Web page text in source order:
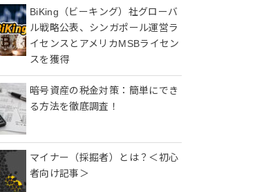
BiKing（ビーキング）社グローバ
ル戦略公表、シンガポール運営ラ
イセンスとアメリカMSBライセン
スを獲得
暗号資産の税金対策：簡単にでき
る方法を徹底調査！
マイナー（採掘者）とは？＜初心
者向け記事＞